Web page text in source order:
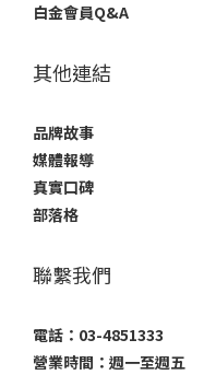
白金會員Q&A
其他連結
品牌故事
媒體報導
真實口碑
部落格
聯繫我們
電話：03-4851333
營業時間：週一至週五